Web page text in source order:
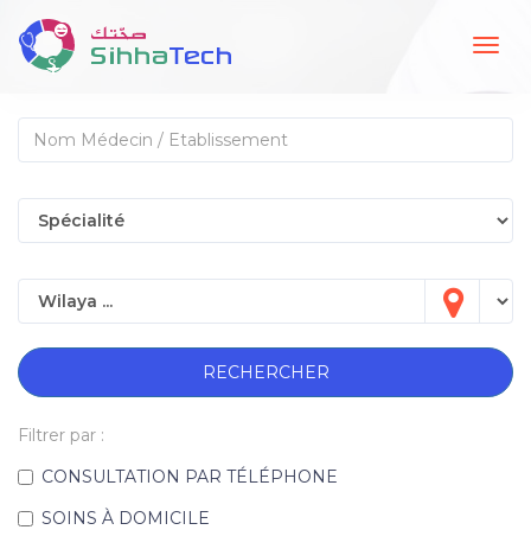
RECHERCHER
Filtrer par :
CONSULTATION PAR TÉLÉPHONE
SOINS À DOMICILE